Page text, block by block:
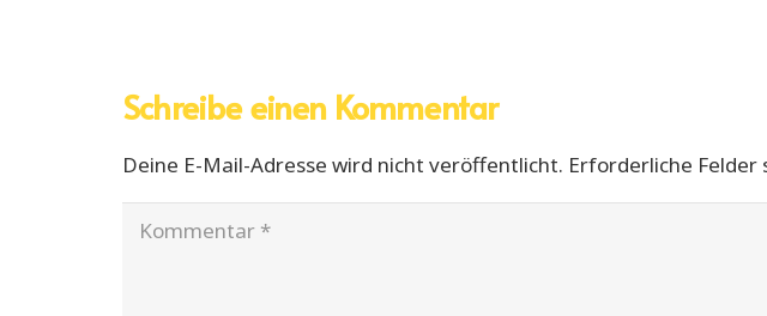
Schreibe einen Kommentar
Deine E-Mail-Adresse wird nicht veröffentlicht. Erforderliche Felder